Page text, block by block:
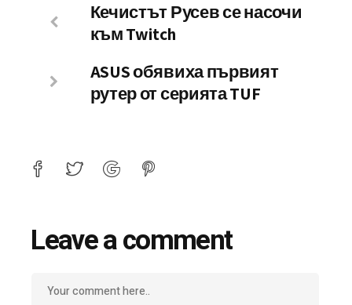
Кечистът Русев се насочи
към Twitch
ASUS обявиха първият
рутер от серията TUF
Leave a comment